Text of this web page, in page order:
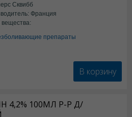
Сквибб
Франция
препараты
В корзину
4,2% 100МЛ Р-Р Д/